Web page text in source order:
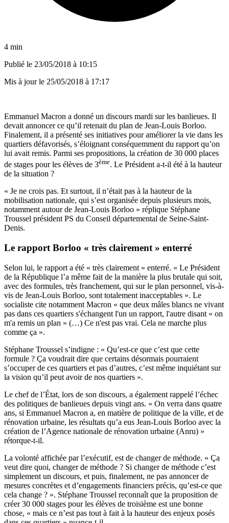
4 min
Publié le 23/05/2018 à 10:15
Mis à jour le 25/05/2018 à 17:17
Emmanuel Macron a donné un discours mardi sur les banlieues. Il
devait annoncer ce qu’il retenait du plan de Jean-Louis Borloo.
Finalement, il a présenté ses initiatives pour améliorer la vie dans les
quartiers défavorisés, s’éloignant conséquemment du rapport qu’on
lui avait remis. Parmi ses propositions, la création de 30 000 places
de stages pour les élèves de 3ème. Le Président a-t-il été à la hauteur
de la situation ?
« Je ne crois pas. Et surtout, il n’était pas à la hauteur de la
mobilisation nationale, qui s’est organisée depuis plusieurs mois,
notamment autour de Jean-Louis Borloo » réplique Stéphane
Troussel président PS du Conseil départemental de Seine-Saint-
Denis.
Le rapport Borloo « très clairement » enterré
Selon lui, le rapport a été « très clairement » enterré. « Le Président
de la République l’a même fait de la manière la plus brutale qui soit,
avec des formules, très franchement, qui sur le plan personnel, vis-à-
vis de Jean-Louis Borloo, sont totalement inacceptables ». Le
socialiste cite notamment Macron « que deux mâles blancs ne vivant
pas dans ces quartiers s'échangent l'un un rapport, l'autre disant « on
m'a remis un plan » (…) Ce n'est pas vrai. Cela ne marche plus
comme ça ».
Stéphane Troussel s’indigne : « Qu’est-ce que c’est que cette
formule ? Ça voudrait dire que certains désormais pourraient
s’occuper de ces quartiers et pas d’autres, c’est même inquiétant sur
la vision qu’il peut avoir de nos quartiers ».
Le chef de l’État, lors de son discours, a également rappelé l’échec
des politiques de banlieues depuis vingt ans. « On verra dans quatre
ans, si Emmanuel Macron a, en matière de politique de la ville, et de
rénovation urbaine, les résultats qu’a eus Jean-Louis Borloo avec la
création de l’Agence nationale de rénovation urbaine (Anru) »
rétorque-t-il.
La volonté affichée par l’exécutif, est de changer de méthode. « Ça
veut dire quoi, changer de méthode ? Si changer de méthode c’est
simplement un discours, et puis, finalement, ne pas annoncer de
mesures concrètes et d’engagements financiers précis, qu’est-ce que
cela change ? ». Stéphane Troussel reconnaît que la proposition de
créer 30 000 stages pour les élèves de troisième est une bonne
chose, « mais ce n’est pas tout à fait à la hauteur des enjeux posés